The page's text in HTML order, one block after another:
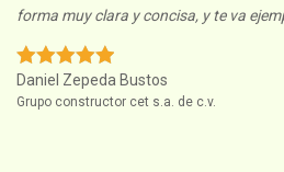
forma muy clara y concisa, y te va
Daniel Zepeda Bustos
Grupo constructor cet s.a. de c.v.